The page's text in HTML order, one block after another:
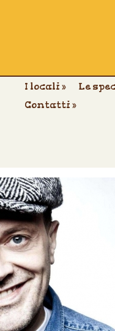
I locali »
Le
Contatti »